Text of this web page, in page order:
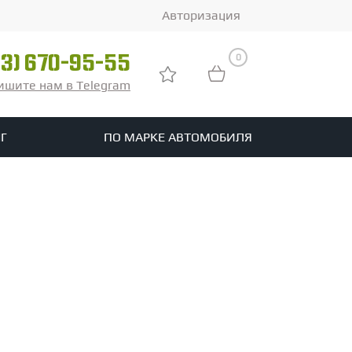
Авторизация
670-95-55
нам в Telegram
0
ПО МАРКЕ АВТОМОБИЛЯ